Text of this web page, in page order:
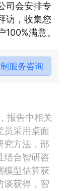
司会安排专
访，收集您
满意。
服务咨询
报告中相关
员采用桌面
究方法，部
结合智研咨
模型估算获
谈获得，智